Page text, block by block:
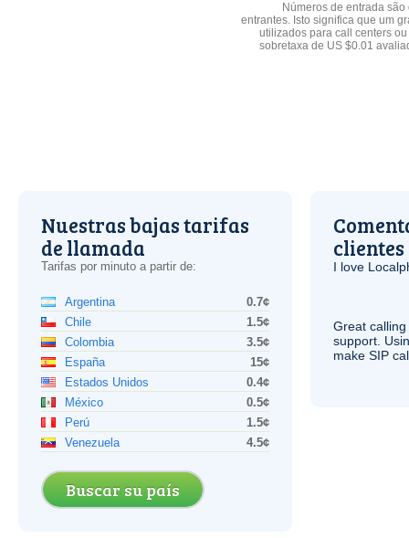
Números de entrada
entrantes. Isto significa que um
utilizados para call centers
sobretaxa de US $0.01
Nuestras bajas tarifas
de llamada
Tarifas por minuto a partir de:
Argentina
0.7¢
Chile
1.5¢
Colombia
3.5¢
España
15¢
Estados Unidos
0.4¢
México
0.5¢
Perú
1.5¢
Venezuela
4.5¢
Buscar su país
clientes
I love
Great
support.
make SIP